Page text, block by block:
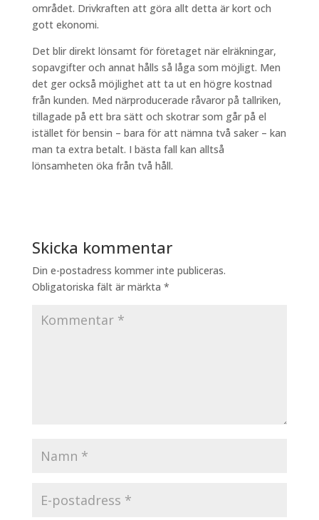
området. Drivkraften att göra allt detta är kort och
gott ekonomi.
Det blir direkt lönsamt för företaget när elräkningar,
sopavgifter och annat hålls så låga som möjligt. Men
det ger också möjlighet att ta ut en högre kostnad
från kunden. Med närproducerade råvaror på tallriken,
tillagade på ett bra sätt och skotrar som går på el
istället för bensin – bara för att nämna två saker – kan
man ta extra betalt. I bästa fall kan alltså
lönsamheten öka från två håll.
Skicka kommentar
Din e-postadress kommer inte publiceras.
Obligatoriska fält är märkta *